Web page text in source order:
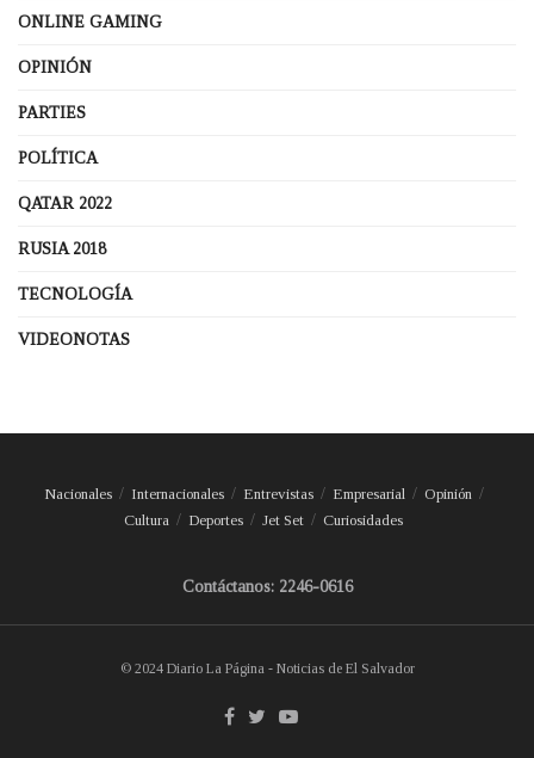
ONLINE GAMING
OPINIÓN
PARTIES
POLÍTICA
QATAR 2022
RUSIA 2018
TECNOLOGÍA
VIDEONOTAS
Nacionales Internacionales Entrevistas Empresarial
Opinión
Cultura
Deportes Jet Set Curiosidades
Contáctanos: 2246-0616
© 2024 Diario La Página - Noticias de El Salvador